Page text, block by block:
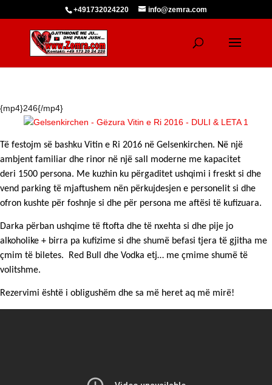
+491732024220 info@zemra.com
{mp4}246{/mp4}
Të festojm së bashku Vitin e Ri 2016 në Gelsenkirchen. Në një
ambjent familiar dhe rinor në një sall moderne me kapacitet
deri 1500 persona. Me kuzhin ku përgaditet ushqimi i freskt si dhe
vend parking të mjaftushem nën përkujdesjen e personelit si dhe
ofron kushte për foshnje si dhe për persona me aftësi të kufizuara.
Darka përban ushqime të ftofta dhe të nxehta si dhe pije jo
alkoholike + birra pa kufizime si dhe shumë befasi tjera të gjitha me
çmim të biletes. Red Bull dhe Vodka etj… me çmime shumë të
volitshme.
Rezervimi është i obligushëm dhe sa më heret aq më mirë!